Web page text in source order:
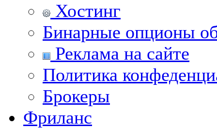
Хостинг
Бинарные опционы
Реклама на сайте
Политика
Брокеры
Фриланс